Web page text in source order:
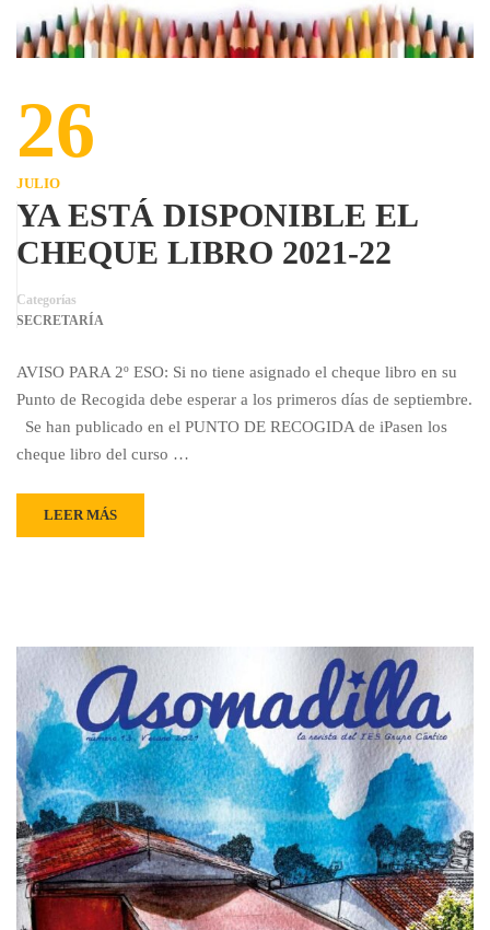
26
JULIO
YA ESTÁ DISPONIBLE EL
CHEQUE LIBRO 2021-22
Categorías
SECRETARÍA
AVISO PARA 2º ESO: Si no tiene asignado el cheque libro en su
Punto de Recogida debe esperar a los primeros días de septiembre.
Se han publicado en el PUNTO DE RECOGIDA de iPasen los
cheque libro del curso …
LEER MÁS